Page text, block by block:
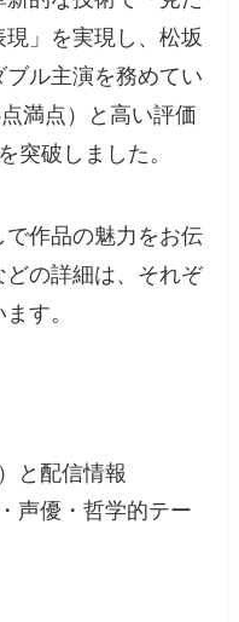
」を実現し、松坂
ル主演を務めてい
満点）と高い評価
突破しました。
作品の魅力をお伝
どの詳細は、それぞ
す。
と配信情報
声優・哲学的テー